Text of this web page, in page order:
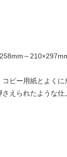
～
ピー用紙とよく
えられたような仕